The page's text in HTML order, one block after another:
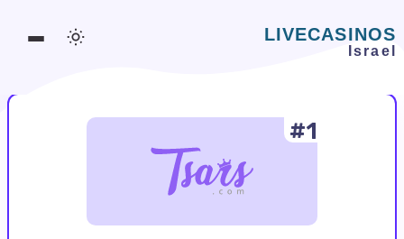
משחקים אונליין
#1